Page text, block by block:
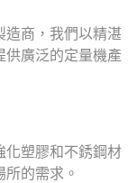
造商，我們以精湛
供廣泛的定量機產
化塑膠和不銹鋼材
的需求。